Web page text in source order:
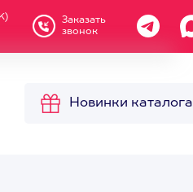
Заказать
звонок
Новинки каталога